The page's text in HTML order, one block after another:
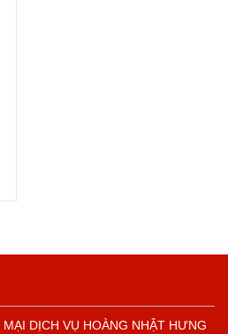
DỊCH VỤ HOÀNG NHẬT HƯNG